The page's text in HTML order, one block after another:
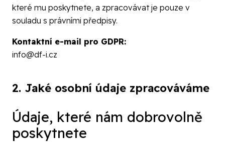
které mu poskytnete, a zpracovávat je pouze v
souladu s právními předpisy.
Kontaktní e-mail pro GDPR:
info@df-i.cz
2. Jaké osobní údaje zpracováváme
Údaje, které nám dobrovolně
poskytnete